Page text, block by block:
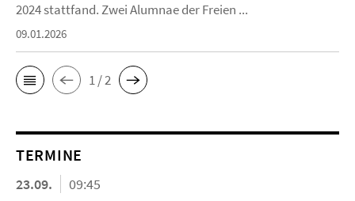
2024 stattfand. Zwei Alumnae der Freien ...
09.01.2026
1 / 2
TERMINE
23.09.
09:45